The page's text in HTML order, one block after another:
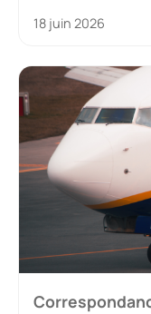
18 juin 2026